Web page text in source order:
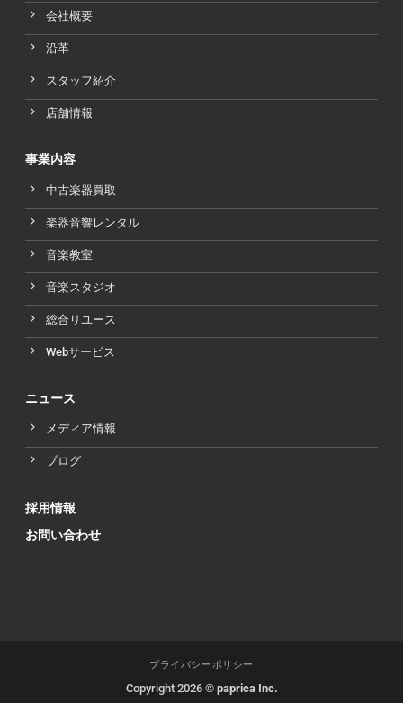
会社概要
沿革
スタッフ紹介
店舗情報
事業内容
中古楽器買取
楽器音響レンタル
音楽教室
音楽スタジオ
総合リユース
Webサービス
ニュース
メディア情報
ブログ
採用情報
お問い合わせ
プライバシーポリシー
Copyright 2026 © paprica Inc.